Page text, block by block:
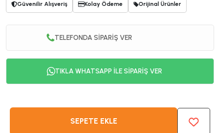
Güvenilir Alışveriş Kolay Ödeme Orijinal Ürünler
TELEFONDA SİPARİŞ VER
TIKLA WHATSAPP İLE SİPARİŞ VER
SEPETE EKLE